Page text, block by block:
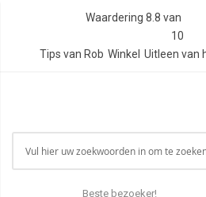
Waardering 8.8 van
10
Tips van Rob Winkel Uitleen van
Beste bezoeker!